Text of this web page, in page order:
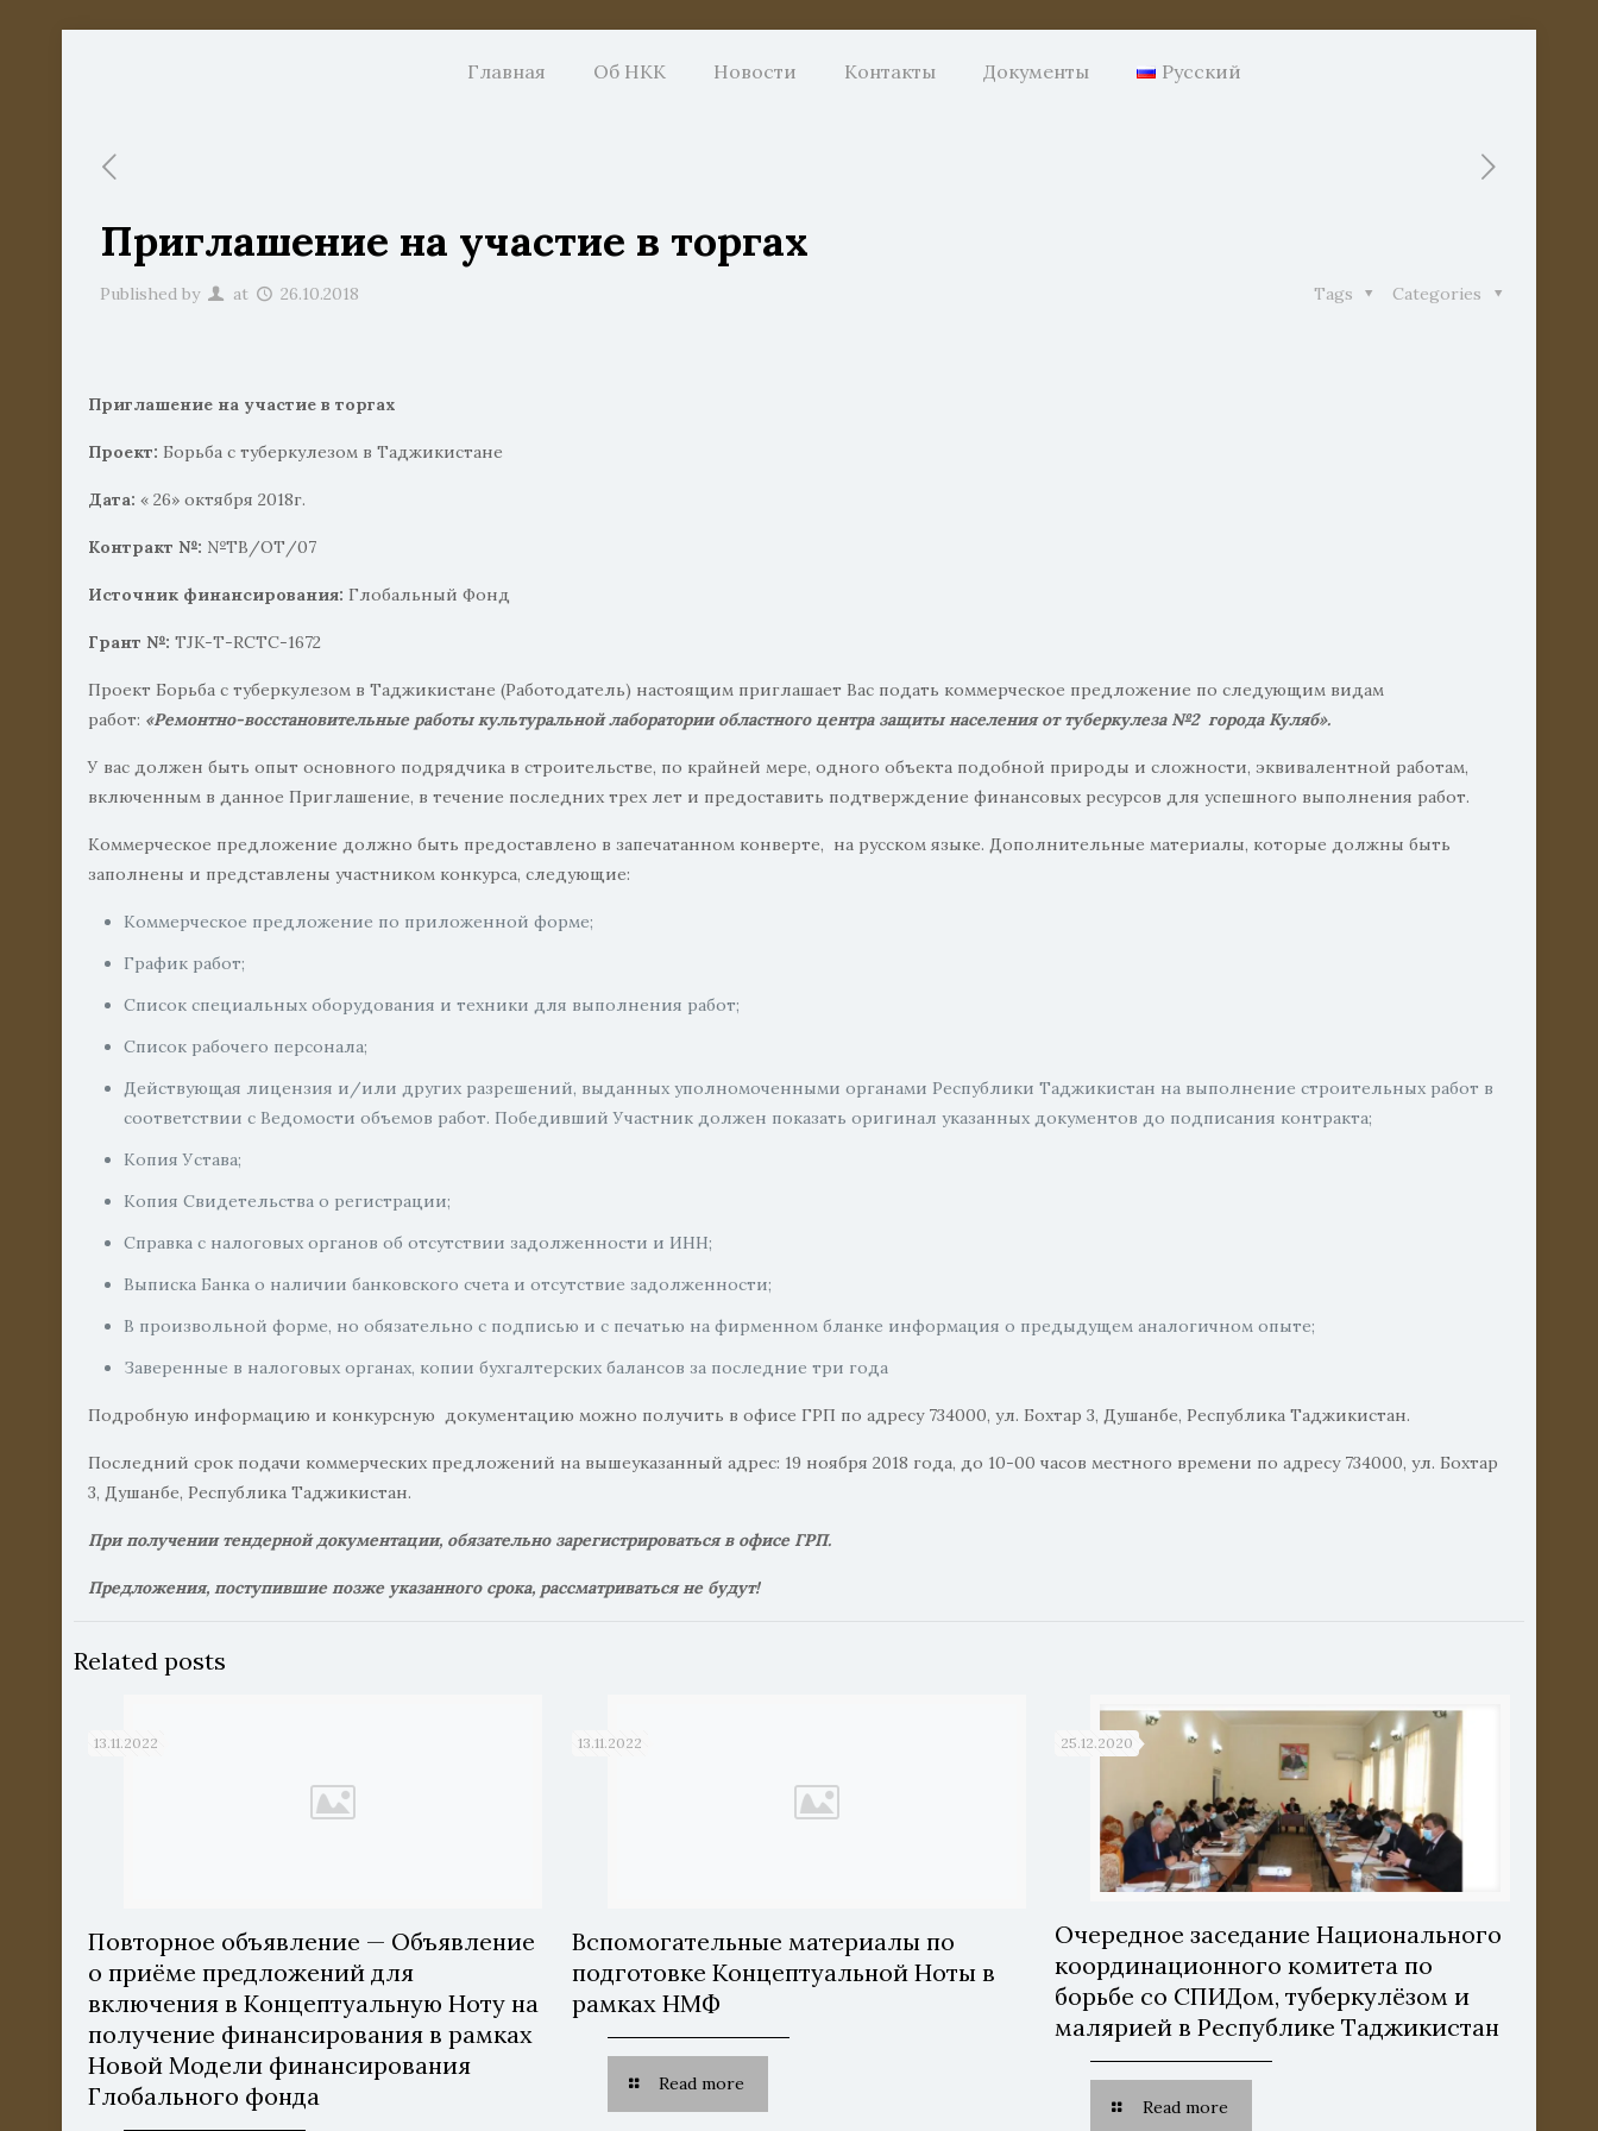
Главная Об НКК Новости Контакты Документы Русский
Приглашение на участие в торгах
Published by at 26.10.2018 Categories
Tags
Приглашение на участие в торгах
Проект: Борьба с туберкулезом в Таджикистане
Дата:« 26» октября 2018г.
Контракт №: №ТВ/ОТ/07
Источник финансирования: Глобальный Фонд
Грант №: TJK-Т-RCTC-1672
Проект Борьба с туберкулезом в Таджикистане (Работодатель) настоящим приглашает Вас подать коммерческое предложение по следующим видам
работ: «Ремонтно-восстановительные работы культуральной лаборатории областного центра защиты населения от туберкулеза №2 города Куляб».
У вас должен быть опыт основного подрядчика в строительстве, по крайней мере, одного объекта подобной природы и сложности, эквивалентной работам,
включенным в данное Приглашение, в течение последних трех лет и предоставить подтверждение финансовых ресурсов для успешного выполнения работ.
Коммерческое предложение должно быть предоставлено в запечатанном конверте, на русском языке. Дополнительные материалы, которые должны быть
заполнены и представлены участником конкурса, следующие:
Коммерческое предложение по приложенной форме;
График работ;
Список специальных оборудования и техники для выполнения работ;
Список рабочего персонала;
Действующая лицензия и/или других разрешений, выданных уполномоченными органами Республики Таджикистан на выполнение строительных работ в
соответствии с Ведомости объемов работ. Победивший Участник должен показать оригинал указанных документов до подписания контракта;
Копия Устава;
Копия Свидетельства о регистрации;
Справка с налоговых органов об отсутствии задолженности и ИНН;
Выписка Банка о наличии банковского счета и отсутствие задолженности;
В произвольной форме, но обязательно с подписью и с печатью на фирменном бланке информация о предыдущем аналогичном опыте;
Заверенные в налоговых органах, копии бухгалтерских балансов за последние три года
Подробную информацию и конкурсную документацию можно получить в офисе ГРП по адресу 734000, ул. Бохтар 3, Душанбе, Республика Таджикистан.
Последний срок подачи коммерческих предложений на вышеуказанный адрес: 19 ноября 2018 года, до 10-00 часов местного времени по адресу 734000, ул. Бохтар
3, Душанбе, Республика Таджикистан.
При получении тендерной документации, обязательно зарегистрироваться в офисе ГРП.
Предложения, поступившие позже указанного срока, рассматриваться не будут!
Related posts
13.11.2022
Повторное объявление — Объявление
о приёме предложений для
включения в Концептуальную Ноту на
получение финансирования в рамках
Новой Модели финансирования
Глобального фонда
13.11.2022
Вспомогательные материалы по
подготовке Концептуальной Ноты в
рамках НМФ
Read more
25.12.2020
Очередное заседание Национального
координационного комитета по
борьбе со СПИДом, туберкулёзом и
малярией в Республике Таджикистан
Read more